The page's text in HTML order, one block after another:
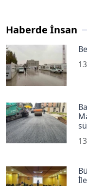
Haberde İnsan